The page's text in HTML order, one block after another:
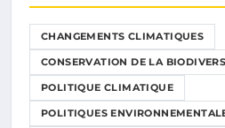
CHANGEMENTS CLIMATIQUES
CONSERVATION DE LA
POLITIQUE CLIMATIQUE
POLITIQUES